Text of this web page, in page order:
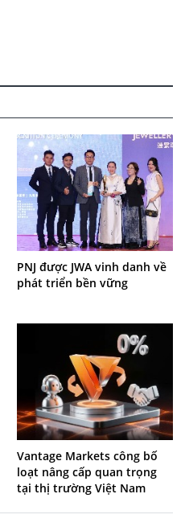
PNJ được JWA vinh danh về
phát triển bền vững
Vantage Markets công bố
loạt nâng cấp quan trọng
tại thị trường Việt Nam